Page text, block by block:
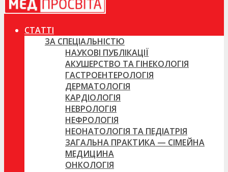
СТАТТІ
ЗА СПЕЦІАЛЬНІСТЮ
НАУКОВІ ПУБЛІКАЦІЇ
АКУШЕРСТВО ТА ГІНЕКОЛОГІЯ
ГАСТРОЕНТЕРОЛОГІЯ
ДЕРМАТОЛОГІЯ
КАРДІОЛОГІЯ
НЕВРОЛОГІЯ
НЕФРОЛОГІЯ
НЕОНАТОЛОГІЯ ТА ПЕДІАТРІЯ
ЗАГАЛЬНА ПРАКТИКА — СІМЕЙНА
МЕДИЦИНА
ОНКОЛОГІЯ